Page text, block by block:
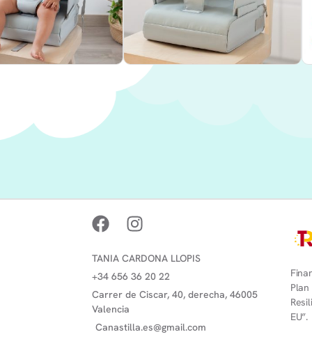
TANIA CARDONA LLOPIS
+34 656 36 20 22
Carrer de Ciscar, 40, derecha, 46005
Valencia
Canastilla.es@gmail.com
EU”.